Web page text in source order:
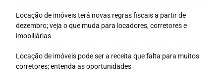
Locação de imóveis terá novas regras fiscais a partir de
dezembro; veja o que muda para locadores, corretores e
imobiliárias
Locação de imóveis pode ser a receita que falta para muitos
corretores; entenda as oportunidades